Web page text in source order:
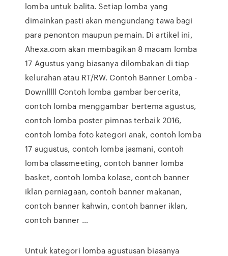
lomba untuk balita. Setiap lomba yang
dimainkan pasti akan mengundang tawa bagi
para penonton maupun pemain. Di artikel ini,
Ahexa.com akan membagikan 8 macam lomba
17 Agustus yang biasanya dilombakan di tiap
kelurahan atau RT/RW. Contoh Banner Lomba -
Downlllll Contoh lomba gambar bercerita,
contoh lomba menggambar bertema agustus,
contoh lomba poster pimnas terbaik 2016,
contoh lomba foto kategori anak, contoh lomba
17 augustus, contoh lomba jasmani, contoh
lomba classmeeting, contoh banner lomba
basket, contoh lomba kolase, contoh banner
iklan perniagaan, contoh banner makanan,
contoh banner kahwin, contoh banner iklan,
contoh banner …
Untuk kategori lomba agustusan biasanya